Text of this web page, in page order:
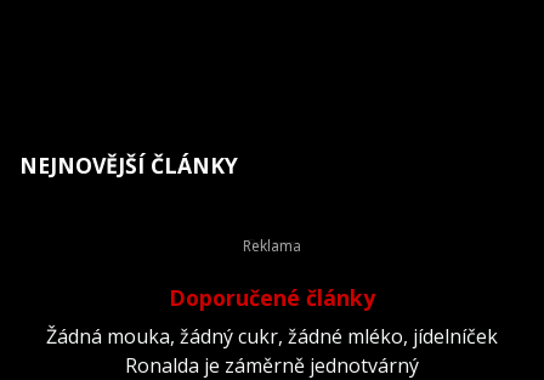
NEJNOVĚJŠÍ ČLÁNKY
Doporučené články
Žádná mouka, žádný cukr, žádné mléko, jídelníček
Ronalda je záměrně jednotvárný